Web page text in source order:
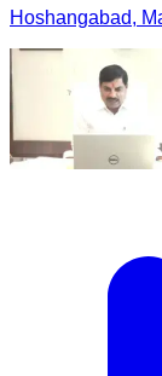
Hoshangabad,